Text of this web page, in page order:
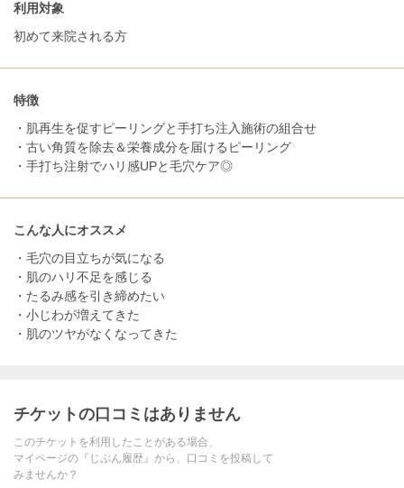
利用対象
初めて来院される方
特徴
・肌再生を促すピーリングと手打ち注入施術の組合せ
・古い角質を除去＆栄養成分を届けるピーリング
・手打ち注射でハリ感UPと毛穴ケア◎
こんな人にオススメ
・毛穴の目立ちが気になる
・肌のハリ不足を感じる
・たるみ感を引き締めたい
・小じわが増えてきた
・肌のツヤがなくなってきた
チケットの口コミはありません
このチケットを利用したことがある場合、
マイページの『じぶん履歴』から、口コミを投稿して
みませんか？